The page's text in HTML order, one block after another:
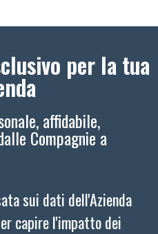
per la tua
affidabile,
Compagnie a
sui dati dell'Azienda
capire l'impatto dei